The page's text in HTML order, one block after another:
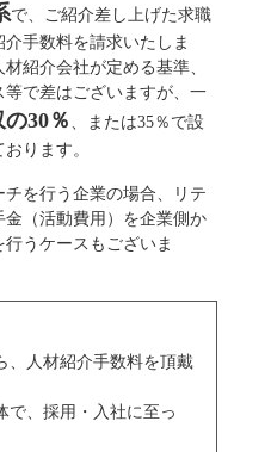
で、ご紹介差し上げた求職
手数料を請求いたしま
紹介会社が定める基準、
で差はございますが、一
30％ 、または35％で設
ります。
チを行う企業の場合、リテ
（活動費用）を企業側か
うケースもございま
、人材紹介手数料を頂戴
で、採用・入社に至っ